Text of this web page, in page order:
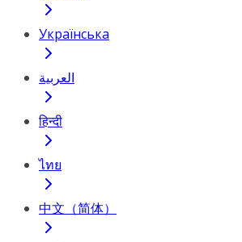
Українська
العربية
हिन्दी
ไทย
中文（简体）